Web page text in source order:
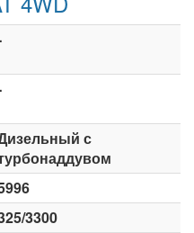
с
3300